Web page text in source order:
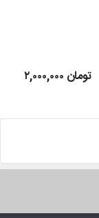
۲,۰۰۰,۰۰۰ تومان